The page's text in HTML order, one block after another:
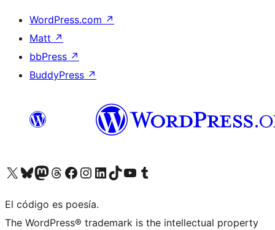
WordPress.com ↗
Matt ↗
bbPress ↗
BuddyPress ↗
Visita nuestra cuenta de X (anteriormente Twitter)
Visita nuestra cuenta de Bluesky
Visita nuestra cuenta de Mastodon
Visita nuestra cuenta de Threads
Visita nuestra página de Facebook
Visita nuestra cuenta de Instagram
Visita nuestra cuenta de LinkedIn
Visita nuestra cuenta de TikTok
Visita nuestro canal de YouTube
Visita nuestra cuenta de Tumblr
El código es poesía.
The WordPress® trademark is the intellectual property